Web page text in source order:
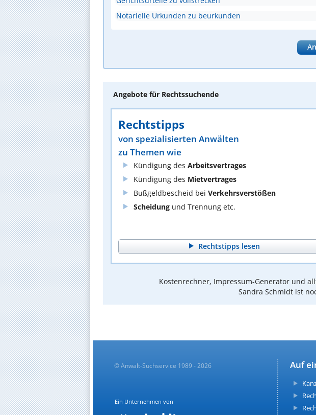
Notarielle Urkunden zu beurkunden
Angebote für Rechtssuchende
Rechtstipps
von spezialisierten Anwälten
zu Themen wie
Kündigung des Arbeitsvertrages
Kündigung des Mietvertrages
Bußgeldbescheid bei Verkehrsverstößen
Scheidung und Trennung etc.
Rechtstipps lesen
Kostenrechner, Impressum-Generator und
Sandra Schmidt ist
Auf
© Anwalt-Suchservice 1989 - 2026
Ein Unternehmen von